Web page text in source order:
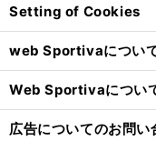
Setting of Cookies
web Sportivaについ
Web Sportivaについ
広告についてのお問い